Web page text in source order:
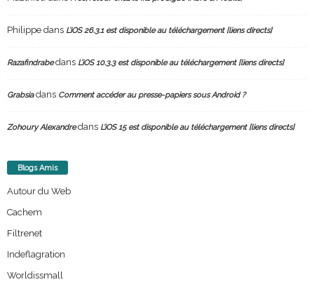
Philippe dans L’iOS 26.3.1 est disponible au téléchargement [liens directs]
Razafindrabedans L’iOS 10.3.3 est disponible au téléchargement [liens directs]
Grabsiadans Comment accéder au presse-papiers sous Android ?
Zohoury Alexandredans L’iOS 15 est disponible au téléchargement [liens directs]
Blogs Amis
Autour du Web
Cachem
Filtrenet
Indeflagration
Worldissmall